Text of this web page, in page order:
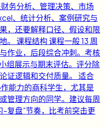
务分析、管理决策、市场
、统计分析、案例研究与
，还要解释口径、假设和限
。 课程结构 课程一般 13 周
作业，后段综合冲刺。考核
组展示与期末评估。评分除
证逻辑和交付质量。 适合
能力的商科学生，尤其是
管理方向的同学。建议每周
复盘”节奏，比考前突击更